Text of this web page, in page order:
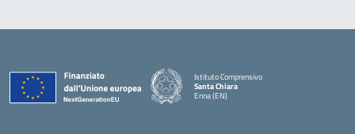
Istituto Comprensivo
Santa Chiara
Enna (EN)